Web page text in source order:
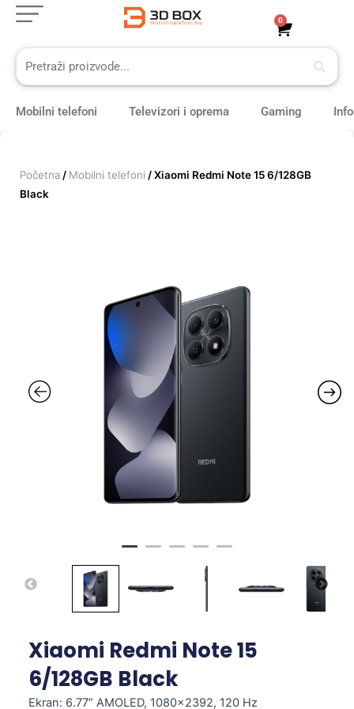
Skip
content
0
Cart
Mobilni telefoni Televizori i oprema Gaming
Početna / Mobilni telefoni / Xiaomi Redmi Note 15 6/128GB
Black
Xiaomi Redmi Note 15
6/128GB Black
Ekran: 6.77” AMOLED, 1080×2392, 120 Hz